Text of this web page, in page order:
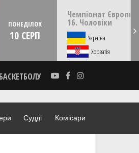
ПОНЕДІЛОК
10 СЕРП
Чемпіонат Європи
16. Чоловіки
Україна
Хорватія
ПОНЕДІЛОК 10 серпня
Скоп'є, Пів. Македонія
Судді Комісари